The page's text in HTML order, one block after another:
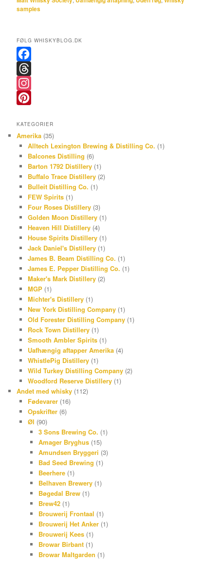
samples
FØLG WHISKYBLOG.DK
F
a
c
b
o
T
h
e
d
I
s
a
a
m
i
e
s
KATEGORIER
Amerika (35)
Alltech Lexington Brewing & Distilling Co. (1)
Balcones Distilling (6)
Barton 1792 Distillery(1)
Buffalo Trace Distillery(2)
Bulleit Distilling Co. (1)
FEW Spirits(1)
Four Roses Distillery(3)
Golden Moon Distillery(1)
Heaven Hill Distillery(4)
House Spirits Distillery(1)
Jack Daniel's Distillery(1)
James B. Beam Distilling Co. (1)
James E. Pepper Distilling Co. (1)
Maker's Mark Distillery(2)
MGP(1)
Michter's Distillery(1)
New York Distilling Company(1)
Old Forester Distilling Company(1)
Rock Town Distillery(1)
Smooth Ambler Spirits(1)
Uafhængig aftapper Amerika(4)
WhistlePig Distillery(1)
Wild Turkey Distilling Company(2)
Woodford Reserve Distillery(1)
Andet med whisky (112)
Fødevarer(16)
Opskrifter(6)
Øl (90)
3 Sons Brewing Co. (1)
Amager Bryghus (15)
Amundsen Bryggeri (3)
Bad Seed Brewing (1)
Beerhere (1)
Belhaven Brewery (1)
Bøgedal Brew (1)
Brew42 (1)
Brouwerij Frontaal (1)
Brouwerij Het Anker (1)
Brouwerij Kees (1)
Browar Birbant (1)
Browar Maltgarden (1)